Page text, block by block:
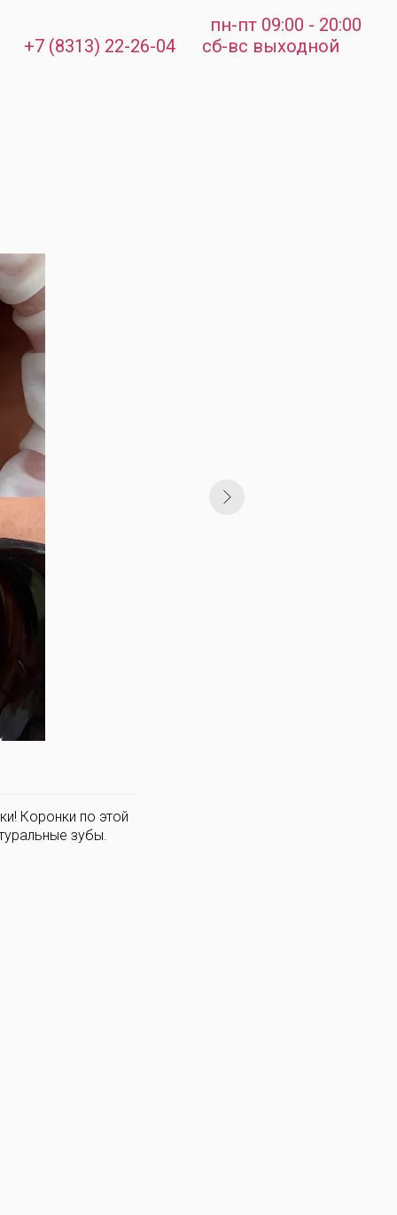
пн-пт 09:00 - 20:00
+7 (8313) 22-26-04
сб-вс выходной
Коронки по этой
зубы.